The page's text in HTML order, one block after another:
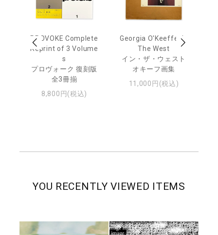
PROVOKE Complete
Reprint of 3 Volume
s
プロヴォーク 復刻版
全3冊揃
8,800円(税込)
Georgia O'Keeffe: In
The West
イン・ザ・ウェスト
オキーフ画集
11,000円(税込)
YOU RECENTLY VIEWED ITEMS